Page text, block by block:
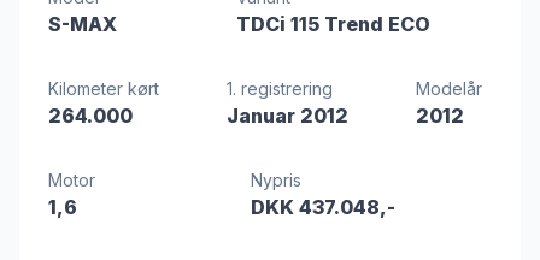
S-MAX TDCi 115 Trend ECO
Kilometer kørt
264.000
1. registrering
Januar 2012
Modelår
2012
Motor
1,6
Nypris
DKK 437.048,-